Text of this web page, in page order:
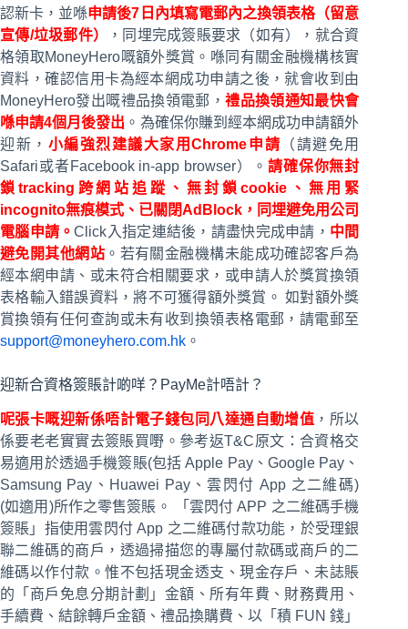
認新卡，並喺申請後7日內填寫電郵內之換領表格（留意
宣傳/垃圾郵件）
，同埋完成簽賬要求（如有），就合資
格領取MoneyHero嘅額外獎賞。喺同有關金融機構核實
資料，確認信用卡為經本網成功申請之後，就會收到由
MoneyHero發出嘅禮品換領電郵，禮品換領通知最快會
喺申請4個月後發出 。為確保你賺到經本網成功申請額外
迎新， 小編強烈建議大家用Chrome申請 （請避免用
Safari或者Facebook in-app browser）。 請確保你無封
鎖tracking跨網站追蹤、無封鎖cookie、無用緊
incognito無痕模式、已關閉AdBlock，同埋避免用公司
電腦申請。Click入指定連結後，請盡快完成申請， 中間
避免開其他網站 。若有關金融機構未能成功確認客戶為
經本網申請、或未符合相關要求，或申請人於獎賞換領
表格輸入錯誤資料，將不可獲得額外獎賞。 如對額外獎
賞換領有任何查詢或未有收到換領表格電郵，請電郵至
support@moneyhero.com.hk 。
迎新合資格簽賬計啲咩？PayMe計唔計？
呢張卡嘅迎新係唔計電子錢包同八達通自動增值 ，所以
係要老老實實去簽賬買嘢。參考返T&C原文：合資格交
易適用於透過手機簽賬(包括 Apple Pay、Google Pay、
Samsung Pay、Huawei Pay、雲閃付 App 之二維碼)
(如適用)所作之零售簽賬。 「雲閃付 APP 之二維碼手機
簽賬」指使用雲閃付 App 之二維碼付款功能，於受理銀
聯二維碼的商戶，透過掃描您的專屬付款碼或商戶的二
維碼以作付款。惟不包括現金透支、現金存戶、未誌賬
的「商戶免息分期計劃」金額、所有年費、財務費用、
手續費、結餘轉戶金額、禮品換購費、以「積 FUN 錢」